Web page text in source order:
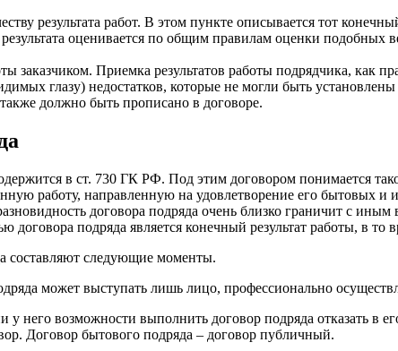
результата работ. В этом пункте описывается тот
оценивается по общим правилам оценки подобных
заказчиком. Приемка результатов работы подрядчика, как
глазу) недостатков, которые не могли быть
должно быть прописано в договоре.
в ст. 730 ГК РФ. Под этим договором понимается
работу, направленную на удовлетворение его бытовых
договора подряда очень близко граничит с
договора подряда является конечный результат работы, в то
составляют следующие моменты.
может выступать лишь лицо, профессионально
него возможности выполнить договор подряда отказать в
Договор бытового подряда – договор публичный.